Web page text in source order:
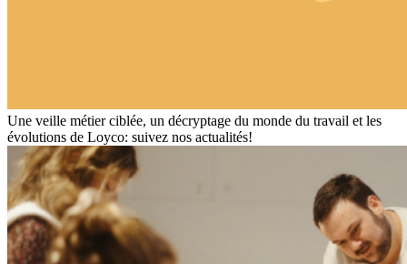
Une veille métier ciblée, un décryptage du monde du travail et les
évolutions de Loyco: suivez nos actualités!